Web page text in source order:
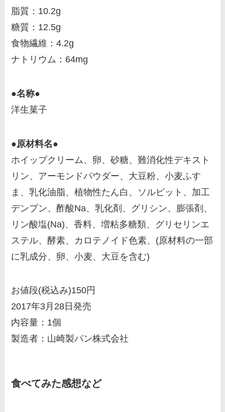
脂質：10.2g
糖質：12.5g
食物繊維：4.2g
ナトリウム：64mg
●名称●
洋生菓子
●原材料名●
ホイップクリーム、卵、砂糖、難消化性デキスト
リン、アーモンドパウダー、大豆粉、小麦ふす
ま、乳化油脂、植物性たん白、ソルビット、加工
デンプン、酢酸Na、乳化剤、グリシン、膨張剤、
リン酸塩(Na)、香料、増粘多糖類、グリセリンエ
ステル、酵素、カロテノイド色素、(原材料の一部
に乳成分、卵、小麦、大豆を含む)
お値段(税込み)150円
2017年3月28日発売
内容量：1個
製造者：山崎製パン株式会社
食べてみた感想など